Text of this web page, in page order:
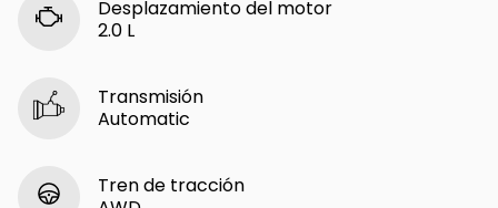
Desplazamiento del motor
2.0 L
Transmisión
Automatic
Tren de tracción